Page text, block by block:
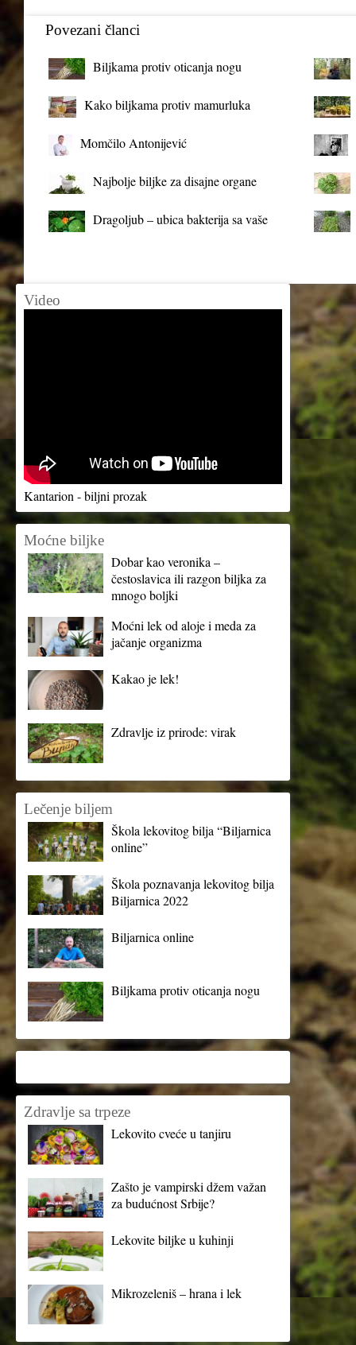
Povezani članci
Biljkama protiv oticanja nogu
Kako biljkama protiv mamurluka
Momčilo Antonijević
Najbolje biljke za disajne organe
Dragoljub – ubica bakterija sa vaše
Video
Kantarion - biljni prozak
Moćne biljke
Dobar kao veronika –
čestoslavica ili razgon biljka za
mnogo boljki
Moćni lek od aloje i meda za
jačanje organizma
Kakao je lek!
Zdravlje iz prirode: virak
Lečenje biljem
Škola lekovitog bilja “Biljarnica
online”
Škola poznavanja lekovitog bilja
Biljarnica 2022
Biljarnica online
Biljkama protiv oticanja nogu
Zdravlje sa trpeze
Lekovito cveće u tanjiru
Zašto je vampirski džem važan
za budućnost Srbije?
Lekovite biljke u kuhinji
Mikrozeleniš – hrana i lek